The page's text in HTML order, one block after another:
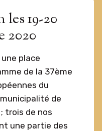
les 19-20
2020
place
de la 37ème
du
de
trois de nos
une partie des